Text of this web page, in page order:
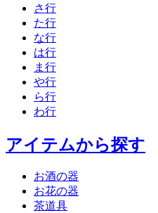
さ行
た行
な行
は行
ま行
や行
ら行
わ行
アイテムから探す
お酒の器
お花の器
茶道具